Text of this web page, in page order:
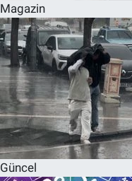
Magazin
Güncel